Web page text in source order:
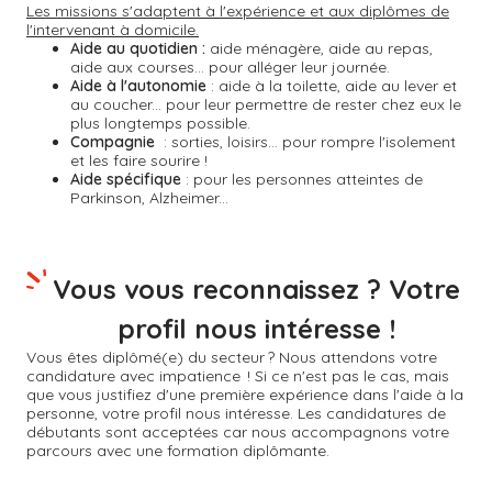
Les missions s'adaptent à l'expérience et aux diplômes de
l'intervenant à domicile.
Aide au quotidien : aide ménagère, aide au repas,
aide aux courses... pour alléger leur journée.
Aide à l'autonomie : aide à la toilette, aide au lever et
au coucher... pour leur permettre de rester chez eux le
plus longtemps possible.
Compagnie : sorties, loisirs... pour rompre l'isolement
et les faire sourire !
Aide spécifique : pour les personnes atteintes de
Parkinson, Alzheimer...
Vous êtes diplômé(e) du secteur ? Nous attendons votre
candidature avec impatience ! Si ce n'est pas le cas, mais
que vous justifiez d'une première expérience dans l'aide à la
personne, votre profil nous intéresse. Les candidatures de
débutants sont acceptées car nous accompagnons votre
parcours avec une formation diplômante.
Vous vous reconnaissez ? Votre
profil nous intéresse !